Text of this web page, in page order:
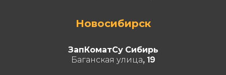
Новосибирск
ЗапКоматСу Сибирь
Баганская улица, 19